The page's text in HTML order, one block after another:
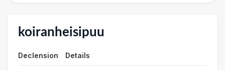
koiranheisipuu
Declension Details